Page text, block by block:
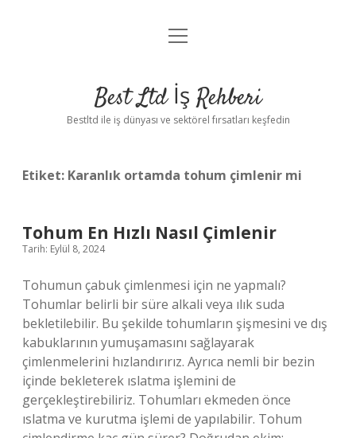
Anasayfa
Yasal Uyarı
menüyü
Best Ltd İş Rehberi
Bestltd ile iş dünyası ve sektörel fırsatları keşfedin
Etiket: Karanlık ortamda tohum çimlenir mi
Tohum En Hızlı Nasıl Çimlenir
Tarih: Eylül 8, 2024
Tohumun çabuk çimlenmesi için ne yapmalı?
Tohumlar belirli bir süre alkali veya ılık suda
bekletilebilir. Bu şekilde tohumların şişmesini ve dış
kabuklarının yumuşamasını sağlayarak
çimlenmelerini hızlandırırız. Ayrıca nemli bir bezin
içinde bekleterek ıslatma işlemini de
gerçekleştirebiliriz. Tohumları ekmeden önce
ıslatma ve kurutma işlemi de yapılabilir. Tohum